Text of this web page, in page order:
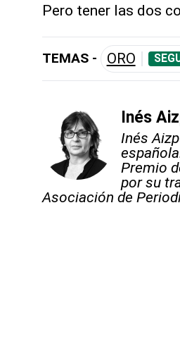
Pero tener las dos
TEMAS - ORO
Inés
Inés
Premio
por su
Asociación de